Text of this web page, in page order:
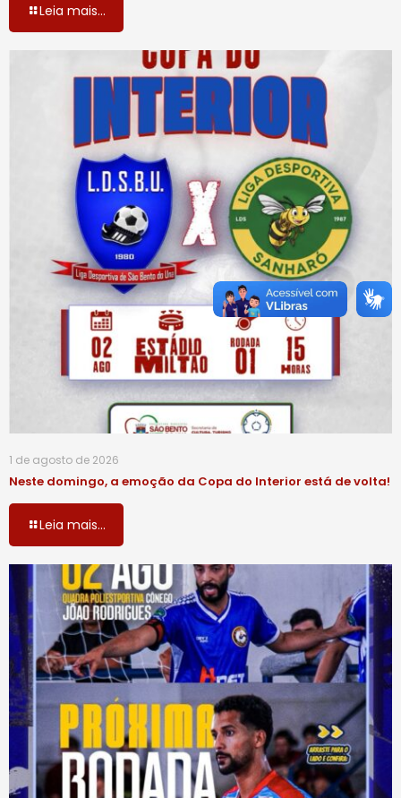
Leia mais...
1 de agosto de 2026
Neste domingo, a emoção da Copa do Interior está de volta!
Leia mais...